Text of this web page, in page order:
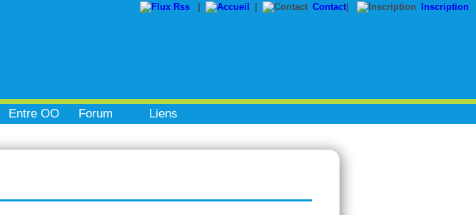
Contact Inscription
Entre OO Forum Liens